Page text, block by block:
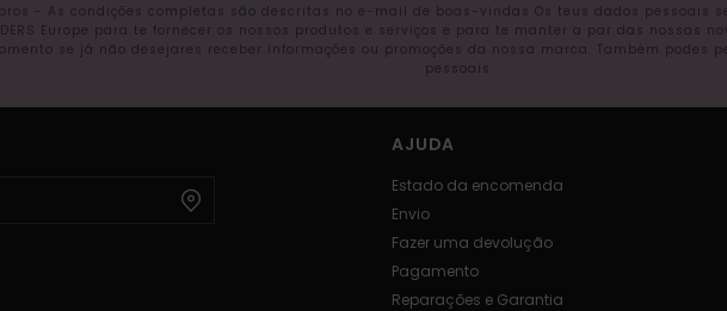
- As condições completas são descritas no e-mail de boas-vindas Os teus dados pessoais
Europe para te fornecer os nossos produtos e serviços e para te manter a par das nossas
se já não desejares receber informações ou promoções da nossa marca. Também
pessoais.
AJUDA
Estado da encomenda
Envio
Fazer uma devolução
Pagamento
Reparações e Garantia